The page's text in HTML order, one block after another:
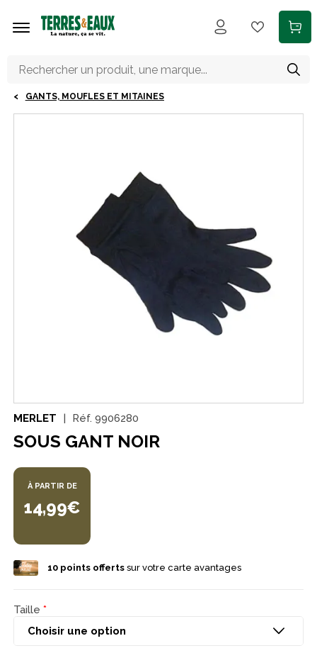
GANTS, MOUFLES ET MITAINES
MERLET Réf. 9906280
SOUS GANT NOIR
À PARTIR DE
14,99€
10points offertssur votre carte avantages
Taille